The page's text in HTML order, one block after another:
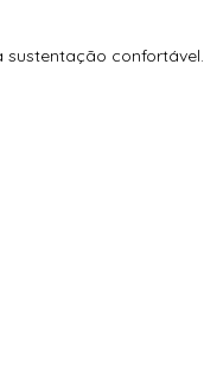
sustentação confortável.